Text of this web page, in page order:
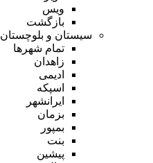
ویس
بازگشت
سیستان و بلوچستان
تمام شهر‌ها
زاهدان
ادیمی
اسپکه
ایرانشهر
بزمان
بمپور
بنت
پیشین